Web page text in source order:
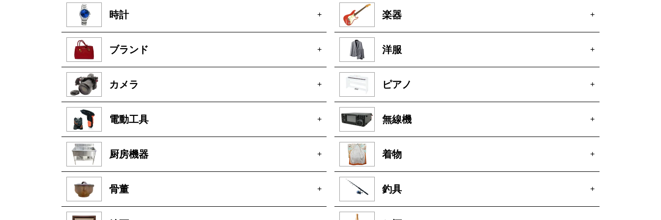
時計 +
ブランド +
カメラ +
電動工具 +
厨房機器 +
骨董 +
楽器 +
洋服 +
ピアノ +
無線機 +
着物 +
釣具 +